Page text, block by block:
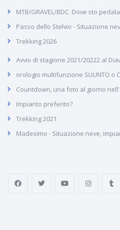
MTB/GRAVEL/BDC. Dove sto
Passo dello Stelvio - Situazione
Trekking 2026
Avvio di stagione 2021/20222 al
orologio multifunzione SUUNTO o
Countdown, una foto al giorno
Impianto preferito?
Trekking 2021
Madesimo - Situazione neve,